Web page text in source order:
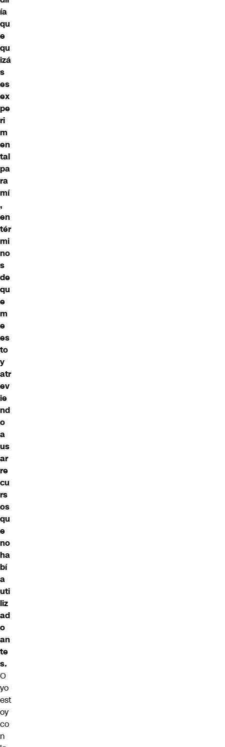
ía
qu
e
qu
izá
s
es
ex
pe
ri
m
en
tal
pa
ra
mí
,
en
tér
mi
no
s
de
qu
e
m
e
es
to
y
atr
ev
ie
nd
o
a
us
ar
re
cu
rs
os
qu
e
no
ha
bí
a
uti
liz
ad
o
an
te
s.
O
yo
est
oy
co
n